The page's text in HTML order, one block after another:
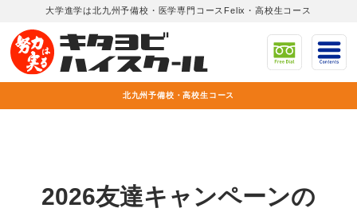
大学進学は北九州予備校・医学専門コースFelix・高校生コース
北九州予備校・高校生コース
2026友達キャンペーンの